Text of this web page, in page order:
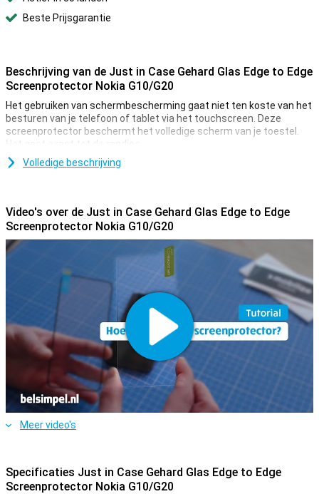
Beste Prijsgarantie
Beschrijving van de Just in Case Gehard Glas Edge to Edge
Screenprotector Nokia G10/G20
Het gebruiken van schermbescherming gaat niet ten koste van het
besturen van je telefoon of tablet via het touchscreen. Deze
screenprotector beschermt het volledige scherm van je toestel.
Het gaat exact tot de randjes.
Wil je het beeldscherm van je Nokia G10 of G20 mooier houden en er
geeft daardoor een goede bescherming tegen krassen en barsten.
Bovendien is de glasplaat nauwelijks zichtbaar.
Let op!
De screenprotector komt over de rand van je smartphone
heen en kan daardoor in de weg zitten met een hoesje. De
screenprotector kan dus niet met elke case gebruikt worden.
Volledige beschrijving
Video's over de Just in Case Gehard Glas Edge to Edge
Screenprotector Nokia G10/G20
Meer video's
Specificaties Just in Case Gehard Glas Edge to Edge
Screenprotector Nokia G10/G20